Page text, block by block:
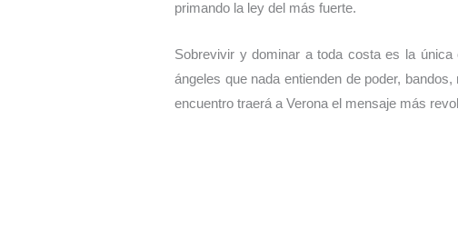
primando la ley del más fuerte.
Sobrevivir y dominar a toda costa es la
ángeles que nada entienden de poder,
encuentro traerá a Verona el mensaje más